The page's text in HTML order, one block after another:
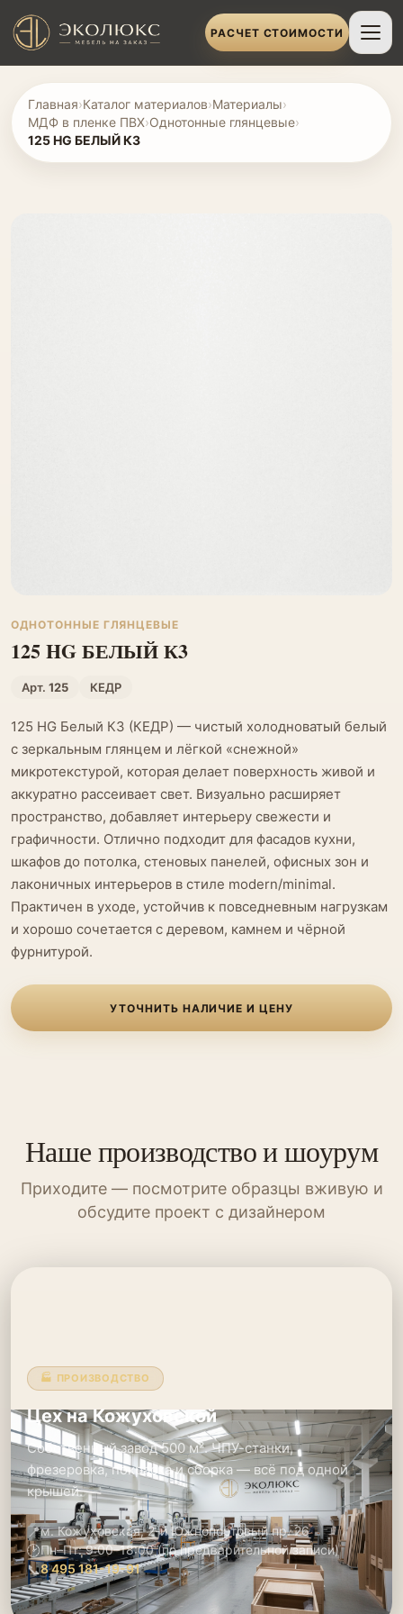
РАСЧЕТ СТОИМОСТИ
Главная›Каталог материалов›Материалы›
МДФ в пленке ПВХ›Однотонные глянцевые›
125 HG БЕЛЫЙ К3
ОДНОТОННЫЕ ГЛЯНЦЕВЫЕ
125 HG БЕЛЫЙ К3
Арт. 125 КЕДР
125 HG Белый К3 (КЕДР) — чистый холодноватый белый
с зеркальным глянцем и лёгкой «снежной»
микротекстурой, которая делает поверхность живой и
аккуратно рассеивает свет. Визуально расширяет
пространство, добавляет интерьеру свежести и
графичности. Отлично подходит для фасадов кухни,
шкафов до потолка, стеновых панелей, офисных зон и
лаконичных интерьеров в стиле modern/minimal.
Практичен в уходе, устойчив к повседневным нагрузкам
и хорошо сочетается с деревом, камнем и чёрной
фурнитурой.
УТОЧНИТЬ НАЛИЧИЕ И ЦЕНУ
Наше производство и шоурум
Приходите — посмотрите образцы вживую и
обсудите проект с дизайнером
🏭 ПРОИЗВОДСТВО
Цех на Кожуховской
Собственный завод 500 м². ЧПУ-станки,
фрезеровка, покраска и сборка — всё под одной
крышей.
📍м. Кожуховская, 2-й Южнопортовый пр. 26
🕑Пн–Пт: 9:00–18:00 (по предварительной записи)
📞8 495 181-19-91